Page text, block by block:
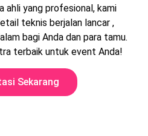
ahli yang profesional, kami
teknis berjalan lancar ,
bagi Anda dan para tamu.
terbaik untuk event Anda!
Sekarang